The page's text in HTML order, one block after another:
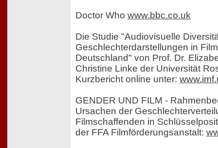
Doctor Who www.bbc.co.uk
Die Studie "Audiovisuelle
Geschlechterdarstellungen in
Deutschland" von Prof. Dr.
Christine Linke der Universität
Kurzbericht online unter:
GENDER UND FILM -
Ursachen der
Filmschaffenden in
der FFA Filmförderungsanstalt: